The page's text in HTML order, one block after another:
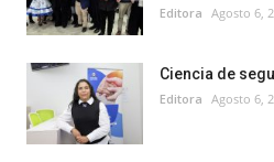
Editora Agosto 6,
Ciencia de
Editora Agosto 6,